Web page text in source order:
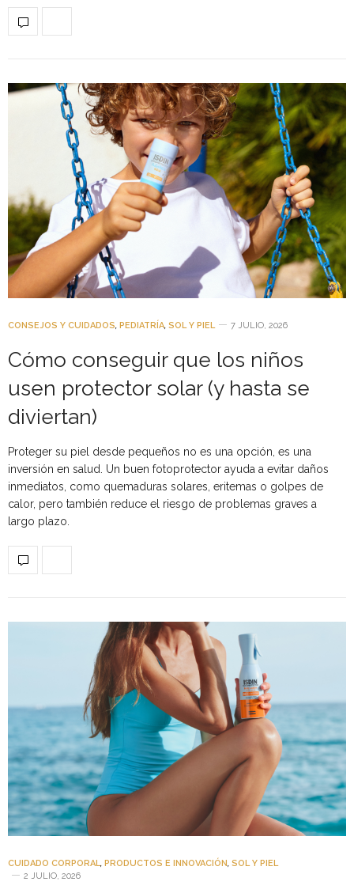
CONSEJOS Y CUIDADOS PEDIATRÍA SOL Y PIEL 7 JULIO, 2026
Cómo conseguir que los niños
usen protector solar (y hasta se
diviertan)
Proteger su piel desde pequeños no es una opción, es una
inversión en salud. Un buen fotoprotector ayuda a evitar daños
inmediatos, como quemaduras solares, eritemas o golpes de
calor, pero también reduce el riesgo de problemas graves a
largo plazo.
CUIDADO CORPORAL PRODUCTOS E INNOVACIÓN SOL Y PIEL
2 JULIO, 2026